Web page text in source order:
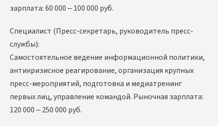
зарплата: 60 000 – 100 000 руб.
Специалист (Пресс-секретарь, руководитель пресс-
службы):
Самостоятельное ведение информационной политики,
антикризисное реагирование, организация крупных
пресс-мероприятий, подготовка и медиатренинг
первых лиц, управление командой. Рыночная зарплата:
120 000 – 250 000 руб.